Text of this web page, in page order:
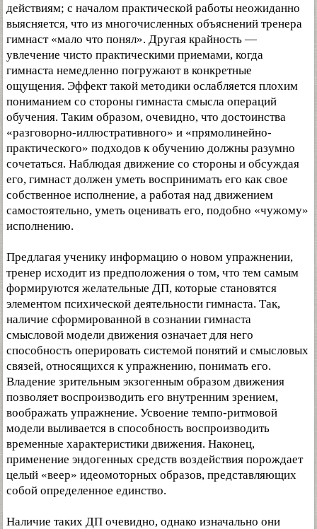
действиям; с началом практической работы неожиданно
выясняется, что из многочисленных объяснений тренера
гимнаст «мало что понял». Другая крайность —
увлечение чисто практическими приемами, когда
гимнаста немедленно погружают в конкретные
ощущения. Эффект такой методики ослабляется плохим
пониманием со стороны гимнаста смысла операций
обучения. Таким образом, очевидно, что достоинства
«разговорно-иллюстративного» и «прямолинейно-
практического» подходов к обучению должны разумно
сочетаться. Наблюдая движение со стороны и обсуждая
его, гимнаст должен уметь воспринимать его как свое
собственное исполнение, а работая над движением
самостоятельно, уметь оценивать его, подобно «чужому»
исполнению.
Предлагая ученику информацию о новом упражнении,
тренер исходит из предположения о том, что тем самым
формируются желательные ДП, которые становятся
элементом психической деятельности гимнаста. Так,
наличие сформированной в сознании гимнаста
смысловой модели движения означает для него
способность оперировать системой понятий и смысловых
связей, относящихся к упражнению, понимать его.
Владение зрительным экзогенным образом движения
позволяет воспроизводить его внутренним зрением,
воображать упражнение. Усвоение темпо-ритмовой
модели выливается в способность воспроизводить
временные характеристики движения. Наконец,
применение эндогенных средств воздействия порождает
целый «веер» идеомоторных образов, представляющих
собой определенное единство.
Наличие таких ДП очевидно, однако изначально они